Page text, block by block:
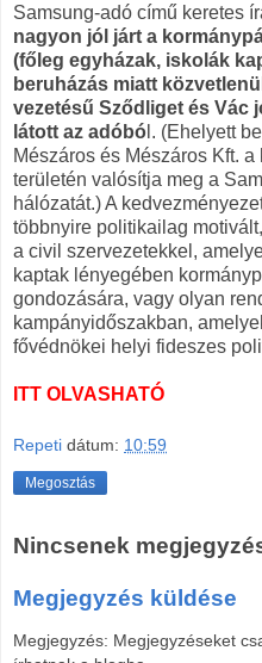
Samsung-adó című keretes
nagyon jól járt a
(főleg egyházak, iskolák
beruházás miatt
vezetésű Sződliget és Vác
látott az adóbó l. (Ehelyett
Mészáros és Mészáros Kft.
területén valósítja meg a
hálózatát.) A
többnyire politikailag
a civil szervezetekkel,
kaptak lényegében
gondozására, vagy olyan
kampányidőszakban,
fővédnökei helyi fideszes
ITT OLVASHATÓ
Repeti dátum: 10:59
Megosztás
Nincsenek
Megjegyzés küldése
Megjegyzés: Megjegyzéseket